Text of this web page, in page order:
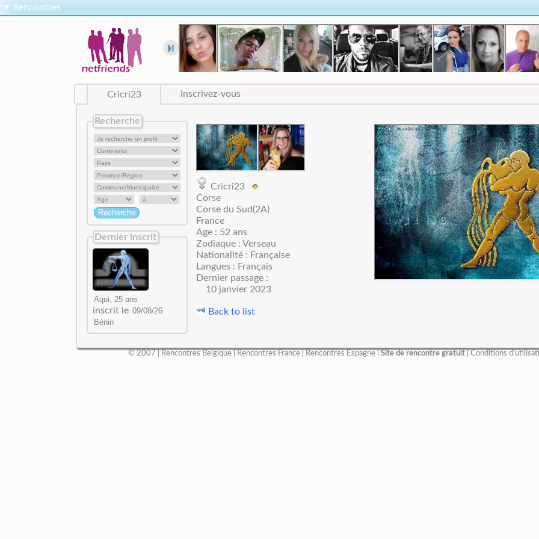
▼ Rencontres
Cricri23 Inscrivez-vous
Recherche
Dernier inscrit
inscrit le
Cricri23
Corse
Corse du Sud(2A)
France
Age : 52 ans
Zodiaque : Verseau
Nationalité : Française
Langues : Français
Dernier passage :
10 janvier 2023
Back to list
© 2007 | Rencontres Belgique| Rencontres France| Rencontres Espagne| Site de rencontre gratuit| Conditions